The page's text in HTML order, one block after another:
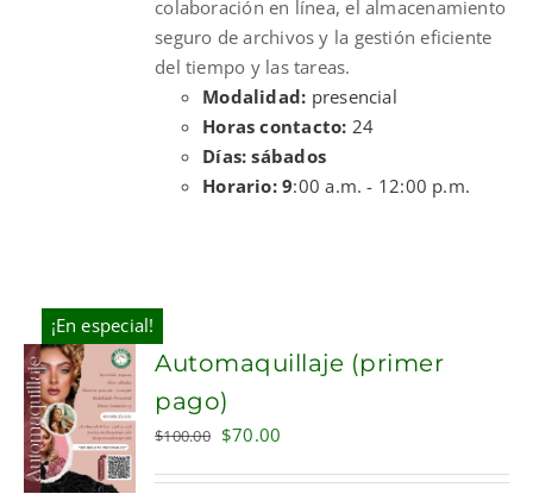
colaboración en línea, el almacenamiento
seguro de archivos y la gestión eficiente
del tiempo y las tareas.
Modalidad: presencial
Horas contacto: 24
Días: sábados
Horario: 9:00 a.m. - 12:00 p.m.
¡En especial!
CART
Automaquillaje (primer
pago)
$100.00 Original
$70.00